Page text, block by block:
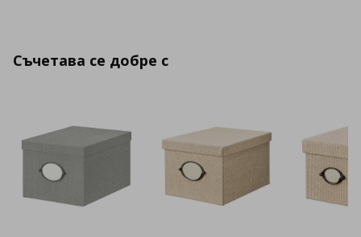
Съчетава се добре с